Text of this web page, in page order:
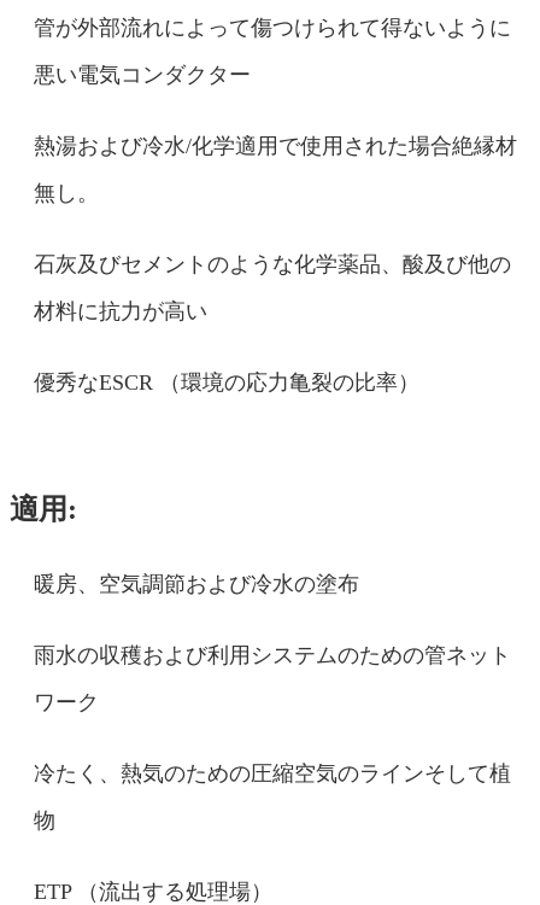
管が外部流れによって傷つけられて得ないように
悪い電気コンダクター
熱湯および冷水/化学適用で使用された場合絶縁材
無し。
石灰及びセメントのような化学薬品、酸及び他の
材料に抗力が高い
優秀なESCR （環境の応力亀裂の比率）
適用:
暖房、空気調節および冷水の塗布
雨水の収穫および利用システムのための管ネット
ワーク
冷たく、熱気のための圧縮空気のラインそして植
物
ETP （流出する処理場）